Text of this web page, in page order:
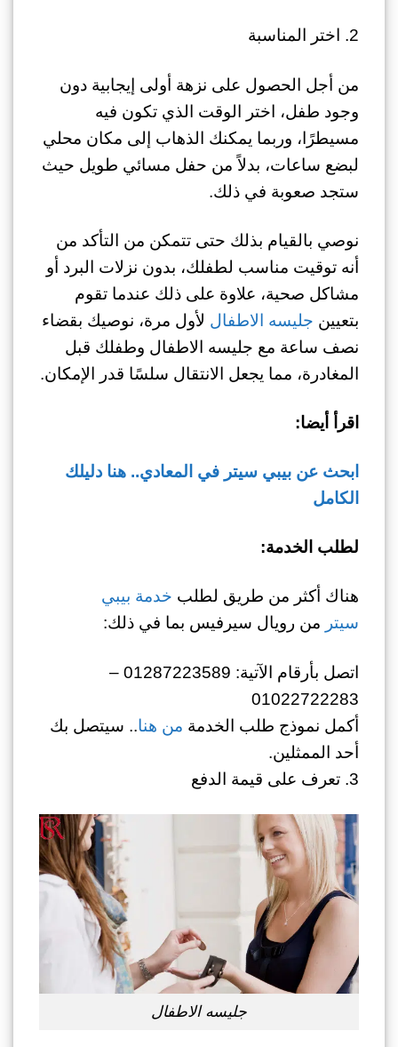
2. اختر المناسبة
من أجل الحصول على نزهة أولى إيجابية دون
وجود طفل، اختر الوقت الذي تكون فيه
مسيطرًا، وربما يمكنك الذهاب إلى مكان محلي
لبضع ساعات، بدلاً من حفل مسائي طويل حيث
ستجد صعوبة في ذلك.
نوصي بالقيام بذلك حتى تتمكن من التأكد من
أنه توقيت مناسب لطفلك، بدون نزلات البرد أو
مشاكل صحية، علاوة على ذلك عندما تقوم
بتعيين جليسه الاطفال لأول مرة، نوصيك بقضاء
نصف ساعة مع جليسه الاطفال وطفلك قبل
المغادرة، مما يجعل الانتقال سلسًا قدر الإمكان.
اقرأ أيضا:
ابحث عن بيبي سيتر في المعادي.. هنا دليلك
الكامل
لطلب الخدمة:
هناك أكثر من طريق لطلب خدمة بيبي
سيتر من رويال سيرفيس بما في ذلك:
اتصل بأرقام الآتية: 01287223589 –
01022722283
أكمل نموذج طلب الخدمة من هنا.. سيتصل بك
أحد الممثلين.
3. تعرف على قيمة الدفع
جليسه الاطفال